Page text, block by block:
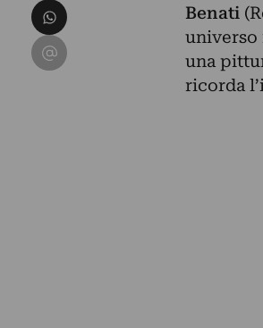
Benati
universo
una
ricorda
Condividi su WhatsApp
Condividi su Email